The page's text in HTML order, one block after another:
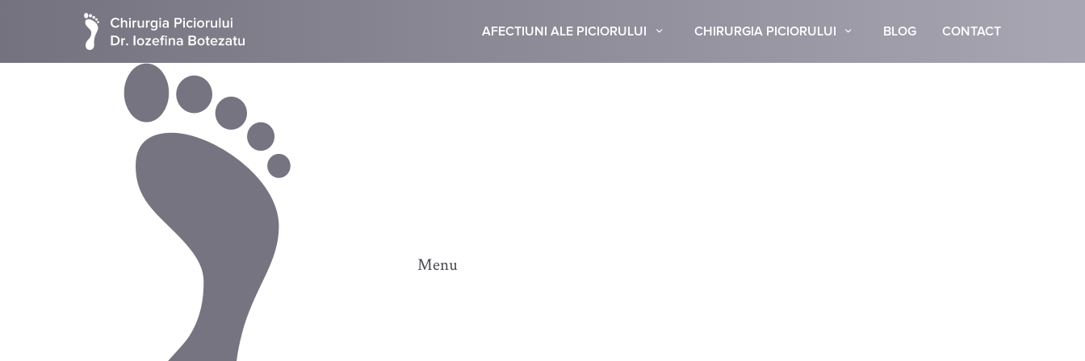
AFECTIUNI ALE PICIORULUI CHIRURGIA PICIORULUI BLOG CONTACT
Menu